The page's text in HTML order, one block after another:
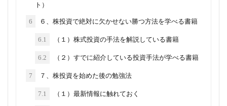
ト）
6 ６、株投資で絶対に欠かせない勝つ方法を学べる書籍
6.1 （１）株式投資の手法を解説している書籍
6.2 （２）すでに紹介している投資手法が学べる書籍
7 ７、株投資を始めた後の勉強法
7.1 （１）最新情報に触れておく